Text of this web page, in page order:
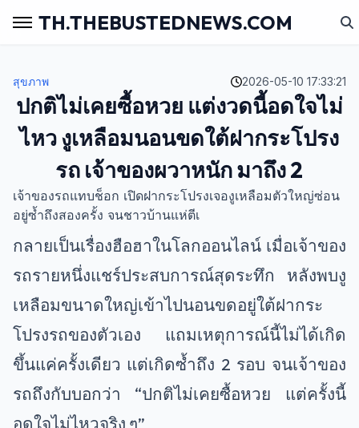
TH.THEBUSTEDNEWS.COM
สุขภาพ 2026-05-10 17:33:21
ปกติไม่เคยซื้อหวย แต่งวดนี้อดใจไม่
ไหว งูเหลือมนอนขดใต้ฝากระโปรง
รถ เจ้าของผวาหนัก มาถึง 2
เจ้าของรถแทบช็อก เปิดฝากระโปรงเจองูเหลือมตัวใหญ่ซ่อน
อยู่ซ้ำถึงสองครั้ง จนชาวบ้านแห่ตีเ
กลายเป็นเรื่องฮือฮาในโลกออนไลน์ เมื่อเจ้าของ
รถรายหนึ่งแชร์ประสบการณ์สุดระทึก หลังพบงู
เหลือมขนาดใหญ่เข้าไปนอนขดอยู่ใต้ฝากระ
โปรงรถของตัวเอง แถมเหตุการณ์นี้ไม่ได้เกิด
ขึ้นแค่ครั้งเดียว แต่เกิดซ้ำถึง 2 รอบ จนเจ้าของ
รถถึงกับบอกว่า “ปกติไม่เคยซื้อหวย แต่ครั้งนี้
อดใจไม่ไหวจริง ๆ”